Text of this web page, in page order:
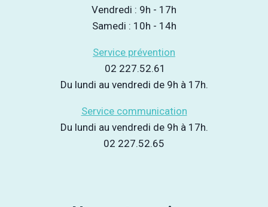
Vendredi : 9h - 17h
Samedi : 10h - 14h
Service prévention
02 227.52.61
Du lundi au vendredi de 9h à 17h.
Service communication
Du lundi au vendredi de 9h à 17h.
02 227.52.65